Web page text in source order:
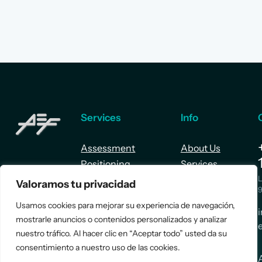
Valoramos tu privacidad
Usamos cookies para mejorar su experiencia de navegación,
mostrarle anuncios o contenidos personalizados y analizar
nuestro tráfico. Al hacer clic en “Aceptar todo” usted da su
consentimiento a nuestro uso de las cookies.
Asociación
Española
de
Ejecutivos y
Financieros
Services
Assessment
Positioning
Strategy
Info
About Us
Services
Terms &
Conditions